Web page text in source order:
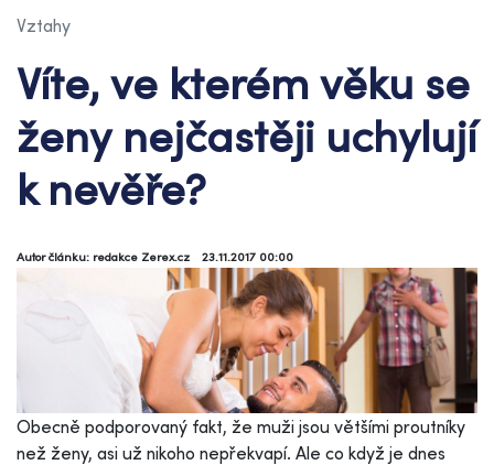
Vztahy
Víte, ve kterém věku se
ženy nejčastěji uchylují
k nevěře?
Autor článku: redakce Zerex.cz 23.11.2017 00:00
Obecně podporovaný fakt, že muži jsou většími proutníky
než ženy, asi už nikoho nepřekvapí. Ale co když je dnes